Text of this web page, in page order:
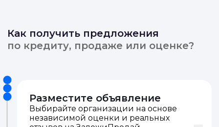
Как получить предложения
по кредиту, продаже или оценке?
Разместите объявление
Выбирайте организации на основе
независимой оценки и реальных